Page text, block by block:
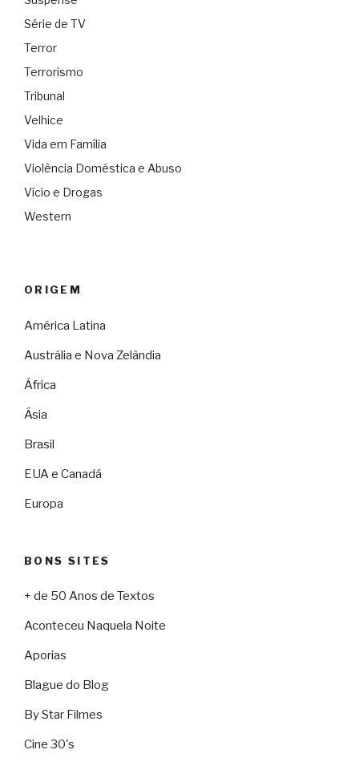
Série de TV
Terror
Terrorismo
Tribunal
Velhice
Vida em Família
Violência Doméstica e Abuso
Vício e Drogas
Western
ORIGEM
América Latina
Austrália e Nova Zelândia
África
Ásia
Brasil
EUA e Canadá
Europa
BONS SITES
+ de 50 Anos de Textos
Aconteceu Naquela Noite
Aporias
Blague do Blog
By Star Filmes
Cine 30's